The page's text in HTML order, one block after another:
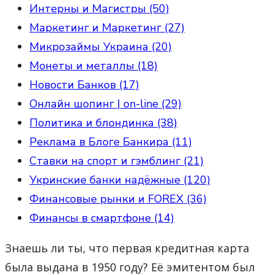
Интерны и Магистры (50)
Маркетинг и Маркетинг (27)
Микрозаймы Украина (20)
Монеты и металлы (18)
Новости Банков (17)
Онлайн шопинг | on-line (29)
Политика и блондинка (38)
Реклама в Блоге Банкира (11)
Ставки на спорт и гэмблинг (21)
Укринские банки надёжные (120)
Финансовые рынки и FOREX (36)
Финансы в смартфоне (14)
Знаешь ли ты, что первая кредитная карта
была выдана в 1950 году? Её эмитентом был